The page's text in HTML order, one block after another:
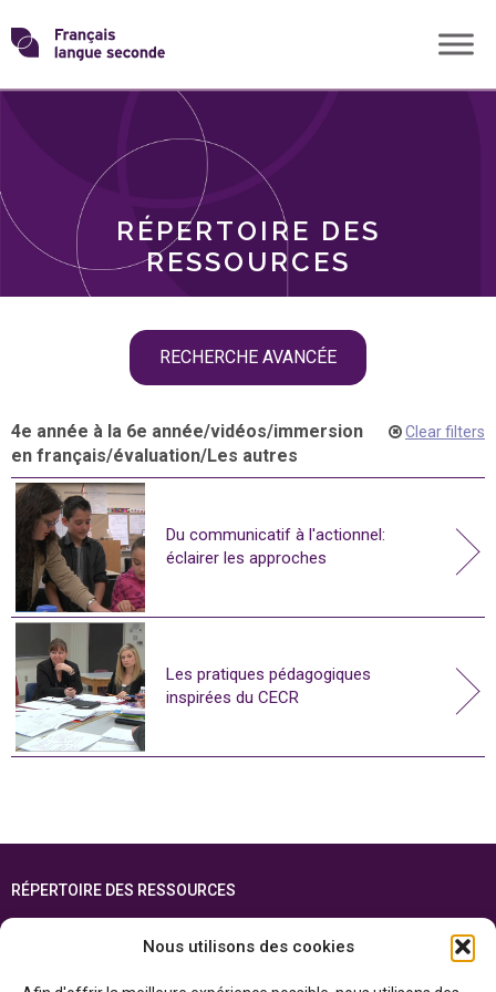
Nous utilisons des cookies
Skip
toTransformons
langue
RÉPERTOIRE DES
RESSOURCES
RECHERCHE AVANCÉE
THÈMES
4e année à la 6e année/vidéos/immersion
en français/évaluation/Les autres
Clear filters
Du communicatif à l'actionnel:
éclairer les approches
Les pratiques pédagogiques
inspirées du CECR
RÉPERTOIRE DES RESSOURCES